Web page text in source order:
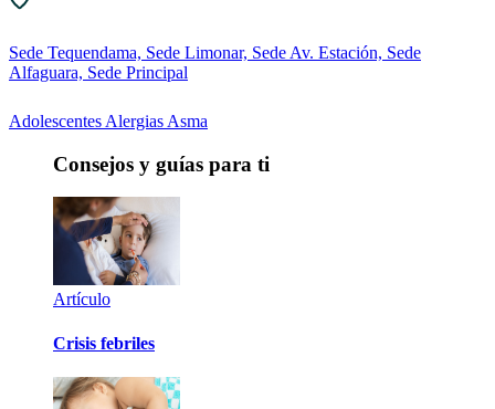
Sede Tequendama, Sede Limonar, Sede Av. Estación, Sede
Alfaguara, Sede Principal
Adolescentes Alergias Asma
Consejos y guías para ti
Artículo
Crisis febriles